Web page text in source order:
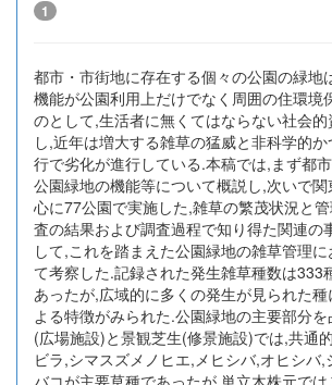
1
都市・市街地に存在する個々の公園の緑地
機能が公園利用上だけでなく周囲の住環境
のとして,生活者に無くてはならない社会
し,近年は増大する雑草の猛威と非科学的
行で劣化が進行している.本稿では,まず都
公園緑地の機能等について概説し,次いで
心に77公園で実施した,雑草の繁茂状況と
査の結果および調査過程で知り得た関連の
して,これを踏まえた公園緑地の雑草管理
て考察した.記録された発生雑草種数は333
あったが,広域的に多くの発生が見られた
よる特徴がみられた.公園緑地の主要部分
(広場施設)と景観芝生(修景施設)では,共通
ビラ,シマスズメノヒエ,メヒシバ,オヒシバ,
バコが主要草種であったが,単立木株元で